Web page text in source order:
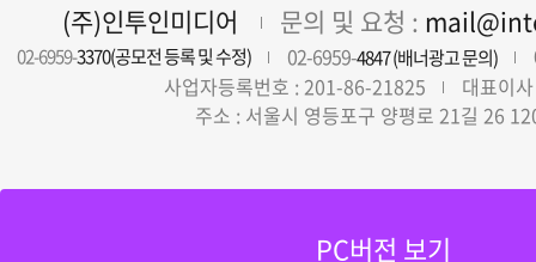
(주)인투인미디어 문의 및 요청 :
02-6959-3370(공모전 등록 및 수정) 02-6959-4847 (배너광고 문의)
사업자등록번호 : 201-86-21825
대표이
주소 : 서울시 영등포구 양평로 21길 26
PC버전 보기